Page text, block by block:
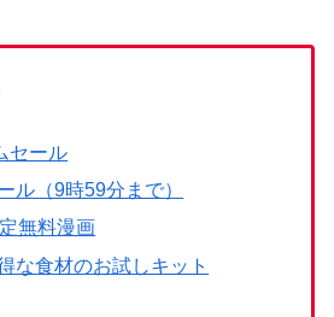
セール
ル（9時59分まで）
無料漫画
な食材のお試しキット